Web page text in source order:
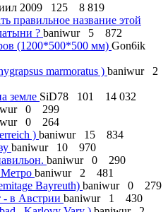
2009 125
8 819
правильное название этой
? baniwur 5
872
(1200*500*500 мм) Gon6ik
marmoratus ) baniwur
2
земле SiD78 101
14 032
0
299
0
264
) baniwur 15
834
baniwur 10
970
baniwur 0
290
Метро baniwur 2
481
Bayreuth) baniwur 0
279
в Австрии baniwur 1
430